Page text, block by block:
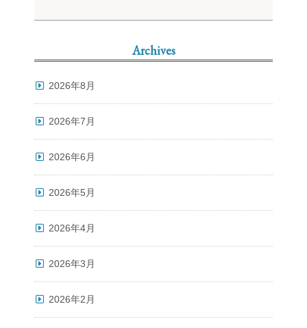
Archives
2026年8月
2026年7月
2026年6月
2026年5月
2026年4月
2026年3月
2026年2月